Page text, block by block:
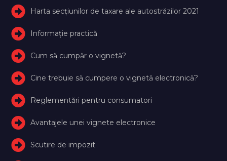
Harta secțiunilor de taxare ale autostrăzilor 2021
Informație practică
Cum să cumpăr o vignetă?
Cine trebuie să cumpere o vignetă electronică?
Reglementări pentru consumatori
Avantajele unei vignete electronice
Scutire de impozit